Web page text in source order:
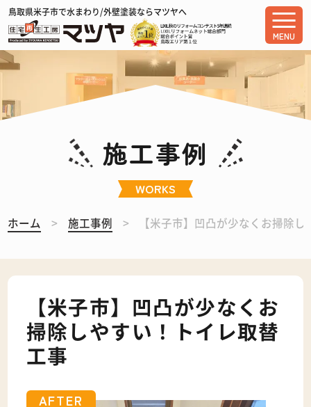
鳥取県米子市で水まわり/外壁塗装ならマツヤへ
MENU
施工事例
WORKS
ホーム 施工事例 【米子市】凹凸が少なくお掃除
【米子市】凹凸が少なくお
掃除しやすい！トイレ取替
工事